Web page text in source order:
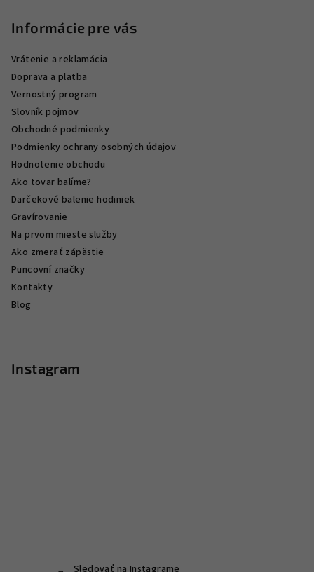
Informácie pre vás
Vrátenie a reklamácia
Doprava a platba
Vernostný program
Slovník pojmov
Obchodné podmienky
Podmienky ochrany osobných údajov
Hodnotenie obchodu
Ako tovar balíme?
Darčekové balenie hodiniek
Gravírovanie
Na prvom mieste služby
Ako zmerať zápästie
Puncovní značky
Kontakty
Blog
Instagram